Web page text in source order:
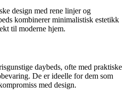
design med rene linjer og
kombinerer minimalistisk estetikk
til moderne hjem.
daybeds, ofte med praktiske
De er ideelle for dem som
med design.